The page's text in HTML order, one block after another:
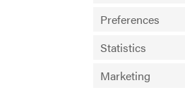
Preferences
Statistics
Marketing